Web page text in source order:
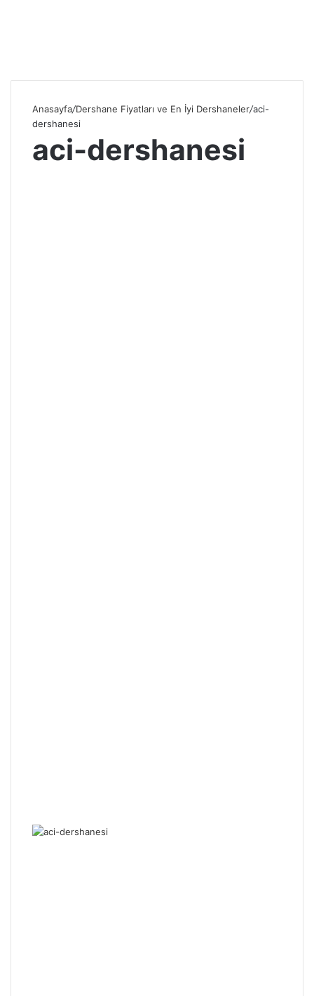
Anasayfa/Dershane Fiyatları ve En İyi Dershaneler/aci-
dershanesi
aci-dershanesi